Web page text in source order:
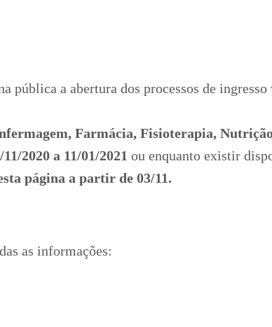
pública a abertura dos processos de ingresso
Farmácia, Fisioterapia,
11/2020 a 11/01/2021 ou enquanto existir
página a partir de 03/11.
as informações: